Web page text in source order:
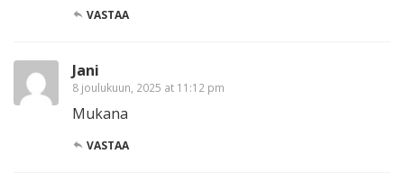
VASTAA
Jani
8 joulukuun, 2025 at 11:12 pm
Mukana
VASTAA